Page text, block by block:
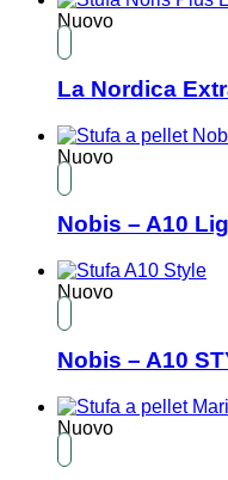
Nuovo
La Nordica
Nuovo
Nobis – A10
Nuovo
Nobis – A10
Nuovo